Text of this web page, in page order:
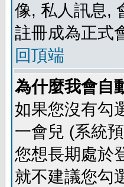
像, 私人訊息,
註冊成為正式
回頂端
為什麼我會自
如果您沒有勾
一會兒 (系統
您想長期處於
就不建議您勾